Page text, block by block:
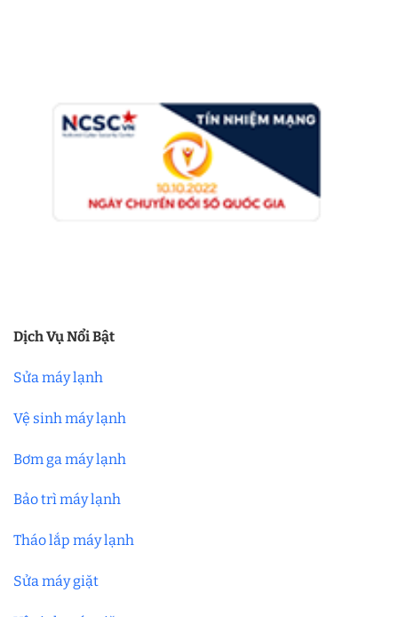
Dịch Vụ Nổi Bật
Sửa máy lạnh
Vệ sinh máy lạnh
Bơm ga máy lạnh
Bảo trì máy lạnh
Tháo lắp máy lạnh
Sửa máy giặt